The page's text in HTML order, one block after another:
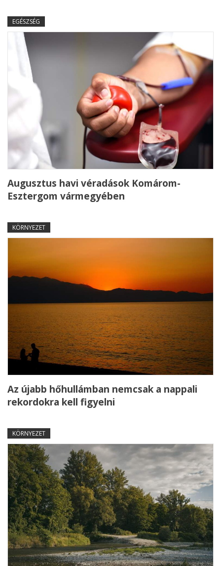
EGÉSZSÉG
Augusztus havi véradások Komárom-
Esztergom vármegyében
KÖRNYEZET
Az újabb hőhullámban nemcsak a nappali
rekordokra kell figyelni
KÖRNYEZET